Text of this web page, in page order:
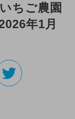
ちご農園
年1月